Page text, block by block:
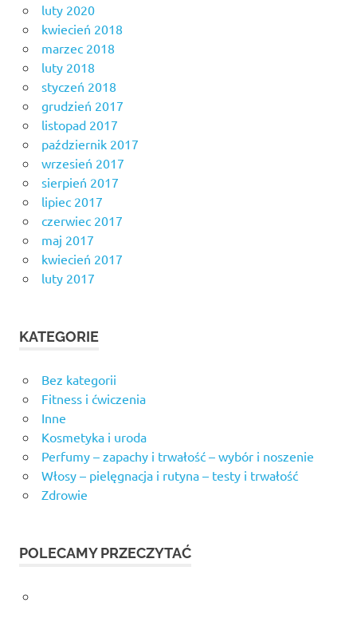
luty 2020
kwiecień 2018
marzec 2018
luty 2018
styczeń 2018
grudzień 2017
listopad 2017
październik 2017
wrzesień 2017
sierpień 2017
lipiec 2017
czerwiec 2017
maj 2017
kwiecień 2017
luty 2017
KATEGORIE
Bez kategorii
Fitness i ćwiczenia
Inne
Kosmetyka i uroda
Perfumy – zapachy i trwałość – wybór i noszenie
Włosy – pielęgnacja i rutyna – testy i trwałość
Zdrowie
POLECAMY PRZECZYTAĆ